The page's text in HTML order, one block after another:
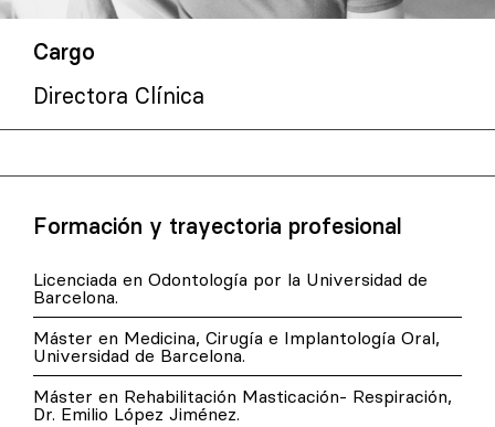
Cargo
Directora Clínica
Formación y trayectoria profesional
Licenciada en Odontología por la Universidad de
Barcelona.
Máster en Medicina, Cirugía e Implantología Oral,
Universidad de Barcelona.
Máster en Rehabilitación Masticación- Respiración,
Dr. Emilio López Jiménez.